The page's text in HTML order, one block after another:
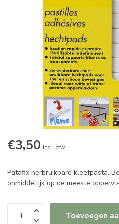
€3,50 Incl. btw
Patafix herbruikbare kleefpasta.
onmiddellijk op de meeste
Toevoegen